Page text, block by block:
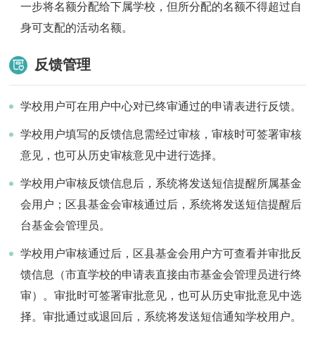
一步将名额分配给下属学校，但所分配的名额不得超过自
身可支配的活动名额。
反馈管理
学校用户可在用户中心对已终审通过的申请表进行反馈。
学校用户填写的反馈信息需经过审核，审核时可签署审核
意见，也可从历史审核意见中进行选择。
学校用户审核反馈信息后，系统将发送短信提醒所属基金
会用户；区县基金会审核通过后，系统将发送短信提醒后
台基金会管理员。
学校用户审核通过后，区县基金会用户方可查看并审批反
馈信息（市直学校的申请表直接由市基金会管理员进行终
审）。审批时可签署审批意见，也可从历史审批意见中选
择。审批通过或退回后，系统将发送短信通知学校用户。